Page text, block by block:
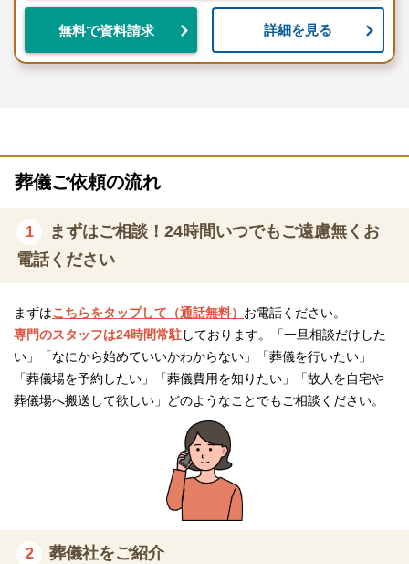
の「ありがとう」をどう表現するかを一緒に考え、形にすること
に徹底してこだわります。
下請けを使わず、担当者が最初から最後まで伴
走
葬儀の打ち合わせから施行・アフターサポートまで、すべて自社
スタッフが一貫して対応しています。
葬儀に不慣れな遺族でも安心して任せることができ、担当者の想
外注任せにしないことで、責任の所在も明確になり、きめ細かな
対応と一貫性のあるサービスを可能にしています。
会館を持たない選択が生む“自由度”と“負担軽
一般的な葬儀社とは異なり、吉祥はぶりは自社会館を所有しない
じて「ご自宅」や「地域の集会所」「提携ホール」など、より自
無料で資料請求 詳細を見る
葬儀ご依頼の流れ
1
まずはご相談！24時間いつでもご遠慮無くお
電話ください
まずはこちらをタップして（通話無料） お電話ください。
専門のスタッフは24時間常駐しております。「一旦相談だけした
い」「なにから始めていいかわからない」「葬儀を行いたい」
「葬儀場を予約したい」「葬儀費用を知りたい」「故人を自宅や
葬儀場へ搬送して欲しい」どのようなことでもご相談ください。
2 葬儀社をご紹介